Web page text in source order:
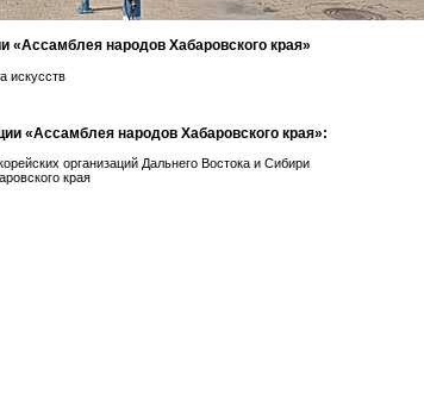
«Ассамблея народов Хабаровского края»
искусств
«Ассамблея народов Хабаровского края»:
организаций Дальнего Востока и Сибири
края